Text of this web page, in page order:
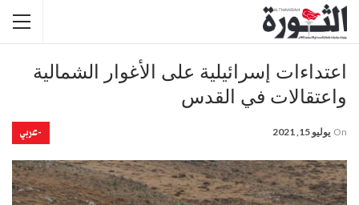
اعتداءات إسرائيلية على الأغوار الشمالية
واعتقالات في القدس
-عربي On يوليو 15, 2021